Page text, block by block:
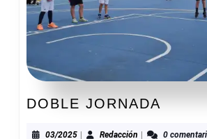
DOBLE JORNADA
03/202503/2025Redacción Redacción
0